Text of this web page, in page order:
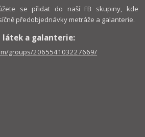
se přidat do naší FB skupiny, kde
předobjednávky metráže a galanterie.
látek a galanterie:
groups/206554103227669/